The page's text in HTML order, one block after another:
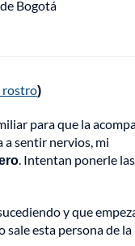
Bogotá
rostro)
para que la
a sentir nervios, mi
. Intentan ponerle las
y que
sale esta persona de la